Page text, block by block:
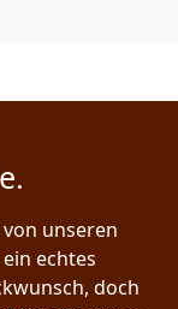
unseren
echtes
doch